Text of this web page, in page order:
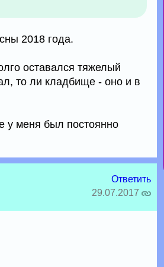
2018 года.
оставался тяжелый
то ли кладбище - оно и в
у меня был постоянно
Ответить
29.07.2017